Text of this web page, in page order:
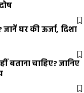
घर की ऊर्जा, दिशा
बताना चाहिए? जानिए